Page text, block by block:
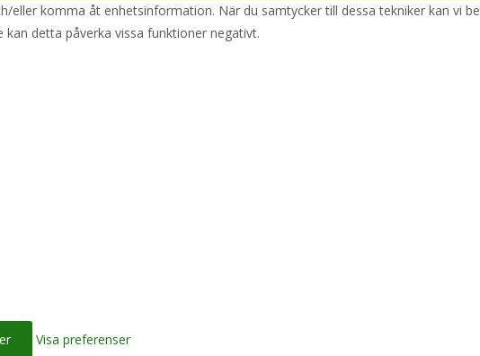
komma åt enhetsinformation. När du samtycker till dessa tekniker kan vi
detta påverka vissa funktioner negativt.
Visa preferenser